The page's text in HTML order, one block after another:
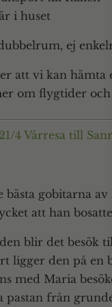
i huset
ej
att vi kan
om flygtider
4 Vårresa till
gobitarna
att han
blir det besök
ligger den på en
med Maria
pastan från